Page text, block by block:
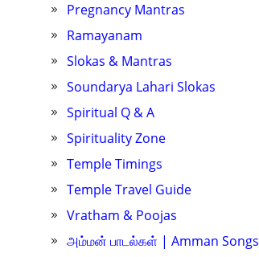
Pregnancy Mantras
Ramayanam
Slokas & Mantras
Soundarya Lahari Slokas
Spiritual Q & A
Spirituality Zone
Temple Timings
Temple Travel Guide
Vratham & Poojas
அம்மன் பாடல்கள் | Amman Songs